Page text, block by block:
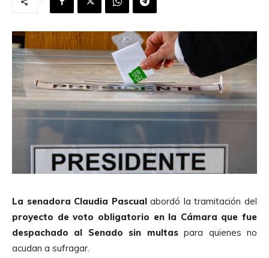
La senadora Claudia Pascualabordó la tramitación del
proyecto de voto obligatorio en la Cámara que fue
despachado al Senado sin multaspara quienes no
acudan a sufragar.